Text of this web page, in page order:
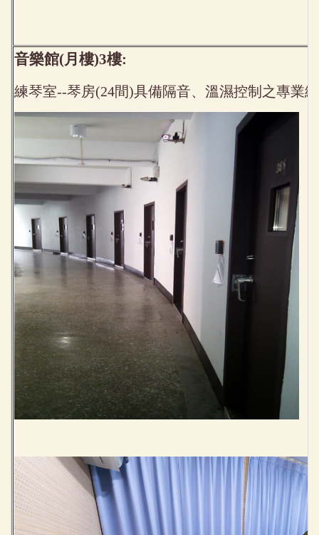
音樂館(月樓)3樓:
練琴室--琴房(24間)具備隔音、溫濕控制之專業